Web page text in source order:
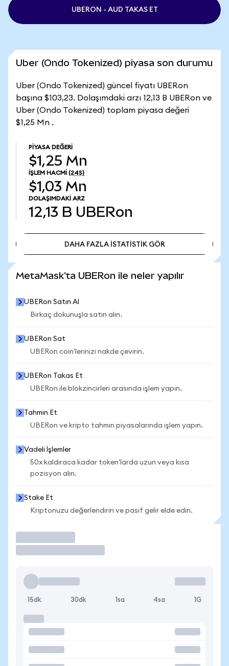
UBERON - AUD TAKAS ET
Uber (Ondo Tokenized) piyasa son durumu
Uber (Ondo Tokenized) güncel fiyatı UBERon
başına $103,23. Dolaşımdaki arzı 12,13 B UBERon ve
Uber (Ondo Tokenized) toplam piyasa değeri
$1,25 Mn .
PIYASA DEĞERI
$1,25 Mn
İŞLEM HACMI (24S)
$1,03 Mn
DOLAŞIMDAKI ARZ
12,13 B UBERon
DAHA FAZLA İSTATİSTİK GÖR
MetaMask'ta UBERon ile neler yapılır
UBERon Satın Al
Birkaç dokunuşla satın alın.
UBERon Sat
UBERon coin'lerinizi nakde çevirin.
UBERon Takas Et
UBERon ile blokzincirleri arasında işlem yapın.
Tahmin Et
UBERon ve kripto tahmin piyasalarında işlem yapın.
Vadeli İşlemler
50x kaldıraca kadar token'larda uzun veya kısa
pozisyon alın.
Stake Et
Kriptonuzu değerlendirin ve pasif gelir elde edin.
15dk 30dk 1sa 4sa 1G